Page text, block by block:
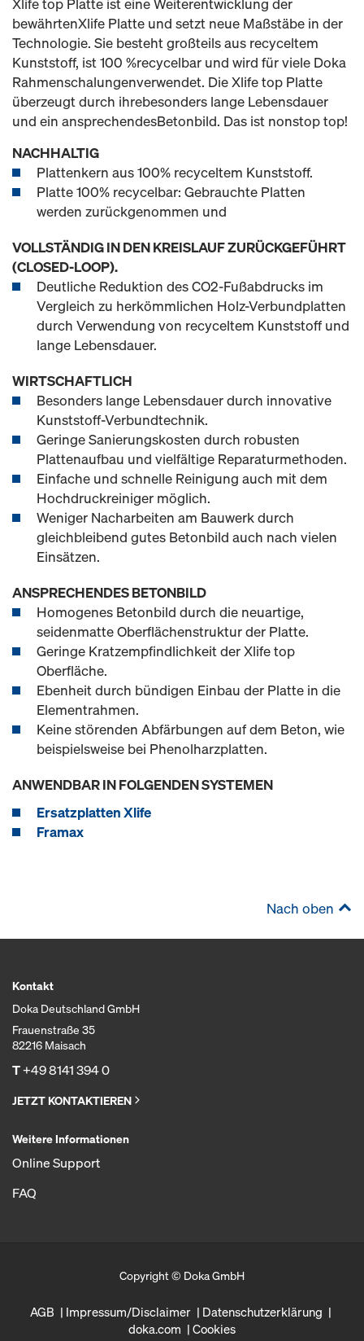
bewährtenXlife Platte und setzt neue Maßstäbe in der
Technologie. Sie besteht großteils aus recyceltem
Kunststoff, ist 100 %recycelbar und wird für viele Doka
Rahmenschalungenverwendet. Die Xlife top Platte
überzeugt durch ihrebesonders lange Lebensdauer
und ein ansprechendesBetonbild. Das ist nonstop top!
NACHHALTIG
Plattenkern aus 100% recyceltem Kunststoff.
Platte 100% recycelbar: Gebrauchte Platten
werden zurückgenommen und
VOLLSTÄNDIG IN DEN KREISLAUF ZURÜCKGEFÜHRT
(CLOSED-LOOP).
Deutliche Reduktion des CO2-Fußabdrucks im
Vergleich zu herkömmlichen Holz-Verbundplatten
durch Verwendung von recyceltem Kunststoff und
lange Lebensdauer.
WIRTSCHAFTLICH
Besonders lange Lebensdauer durch innovative
Kunststoff-Verbundtechnik.
Geringe Sanierungskosten durch robusten
Plattenaufbau und vielfältige Reparaturmethoden.
Einfache und schnelle Reinigung auch mit dem
Hochdruckreiniger möglich.
Weniger Nacharbeiten am Bauwerk durch
gleichbleibend gutes Betonbild auch nach vielen
Einsätzen.
ANSPRECHENDES BETONBILD
Homogenes Betonbild durch die neuartige,
seidenmatte Oberflächenstruktur der Platte.
Geringe Kratzempfindlichkeit der Xlife top
Oberfläche.
Ebenheit durch bündigen Einbau der Platte in die
Elementrahmen.
Keine störenden Abfärbungen auf dem Beton, wie
beispielsweise bei Phenolharzplatten.
ANWENDBAR IN FOLGENDEN SYSTEMEN
Ersatzplatten Xlife
Framax
Nach oben
Kontakt
Doka Deutschland GmbH
Frauenstraße 35
82216 Maisach
T+49 8141 394 0
JETZT KONTAKTIEREN
Weitere Informationen
Online Support
FAQ
Copyright © Doka GmbH
AGB Impressum/Disclaimer
Datenschutzerklärung
doka.com
Cookies